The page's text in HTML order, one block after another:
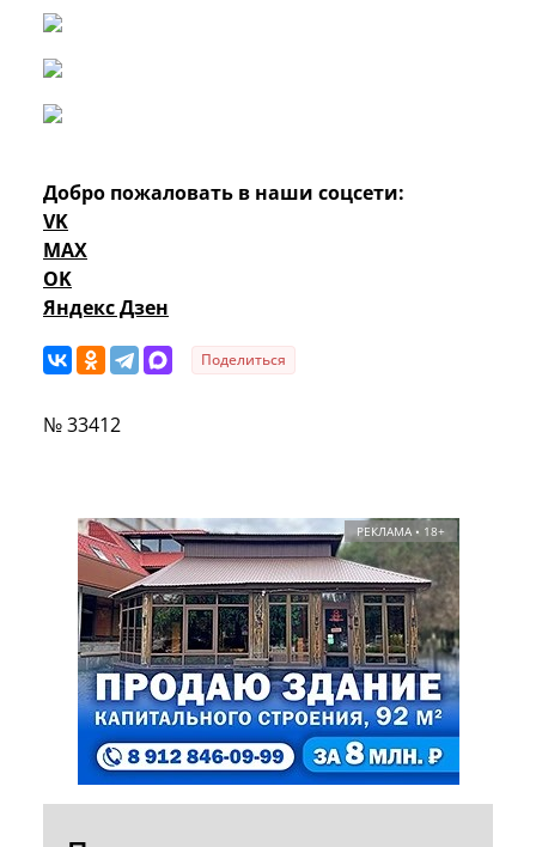
Добро пожаловать в наши соцсети:
VK
MAX
OK
Яндекс Дзен
Поделиться
№ 33412
РЕКЛАМА • 18+